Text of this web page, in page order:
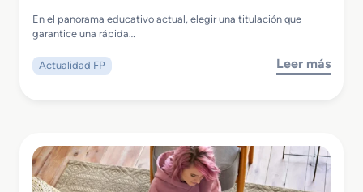
En el panorama educativo actual, elegir una titulación que
garantice una rápida…
Actualidad FP Leer más